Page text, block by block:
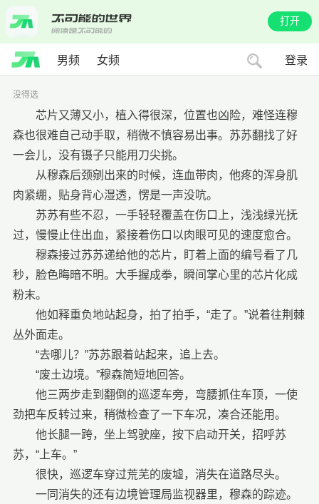
打开
男频 女频 登录
没得选
芯片又薄又小，植入得很深，位置也凶险，难怪连穆
森也很难自己动手取，稍微不慎容易出事。苏苏翻找了好
一会儿，没有镊子只能用刀尖挑。
从穆森后颈剜出来的时候，连血带肉，他疼的浑身肌
肉紧绷，贴身背心湿透，愣是一声没吭。
苏苏有些不忍，一手轻轻覆盖在伤口上，浅浅绿光抚
过，慢慢止住出血，紧接着伤口以肉眼可见的速度愈合。
穆森接过苏苏递给他的芯片，盯着上面的编号看了几
秒，脸色晦暗不明。大手握成拳，瞬间掌心里的芯片化成
粉末。
他如释重负地站起身，拍了拍手，“走了。”说着往荆棘
丛外面走。
“去哪儿？”苏苏跟着站起来，追上去。
“废土边境。”穆森简短地回答。
他三两步走到翻倒的巡逻车旁，弯腰抓住车顶，一使
劲把车反转过来，稍微检查了一下车况，凑合还能用。
他长腿一跨，坐上驾驶座，按下启动开关，招呼苏
苏，“上车。”
很快，巡逻车穿过荒芜的废墟，消失在道路尽头。
一同消失的还有边境管理局监视器里，穆森的踪迹。